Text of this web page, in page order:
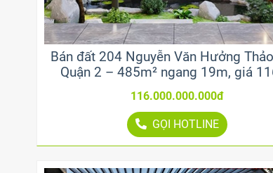
Bán đất 204 Nguyễn Văn Hưởng
Quận 2 – 485m² ngang 19m, giá
116.000.000.000đ
GỌI HOTLINE